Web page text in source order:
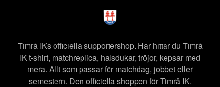
Timrå IKs officiella supportershop. Här hittar du Timrå
IK t-shirt, matchreplica, halsdukar, tröjor, kepsar med
mera. Allt som passar för matchdag, jobbet eller
semestern. Den officiella shoppen för Timrå IK.